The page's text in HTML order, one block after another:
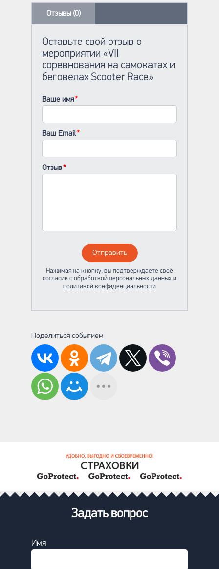
Отзывы (0)
Оставьте свой отзыв о
мероприятии «VII
соревнования на самокатах и
беговелах Scooter Race»
Ваше имя
Ваш Email
Отзыв
Отправить
Нажимая на кнопку, вы подтверждаете своё
согласие с обработкой персональных данных и
политикой конфиденциальности
Поделиться событием
Задать вопрос
Имя